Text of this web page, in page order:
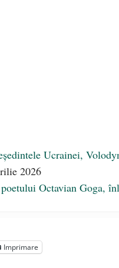
Ucrainei,
2026
Octavian Goga,
Imprimare